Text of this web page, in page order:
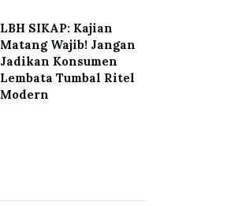
LBH SIKAP: Kajian
Matang Wajib! Jangan
Jadikan Konsumen
Lembata Tumbal Ritel
Modern